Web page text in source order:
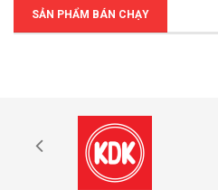
SẢN PHẨM BÁN CHẠY